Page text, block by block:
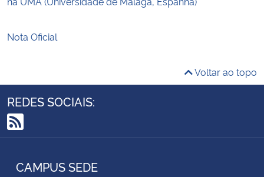
Nota Oficial
Voltar ao topo
REDES SOCIAIS:
RSS
CAMPUS SEDE